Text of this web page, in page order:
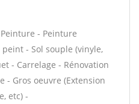
- Peinture
- Sol souple (vinyle,
- Carrelage - Rénovation
- Gros oeuvre (Extension
etc) -